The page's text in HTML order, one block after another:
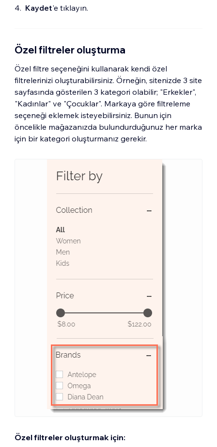
Kaydet'e tıklayın.
Özel filtreler oluşturma
Özel filtre seçeneğini kullanarak kendi özel
filtrelerinizi oluşturabilirsiniz. Örneğin, sitenizde 3 site
sayfasında gösterilen 3 kategori olabilir; "Erkekler",
"Kadınlar" ve "Çocuklar". Markaya göre filtreleme
seçeneği eklemek isteyebilirsiniz. Bunun için
öncelikle mağazanızda bulundurduğunuz her marka
için bir kategori oluşturmanız gerekir.
Özel filtreler oluşturmak için: